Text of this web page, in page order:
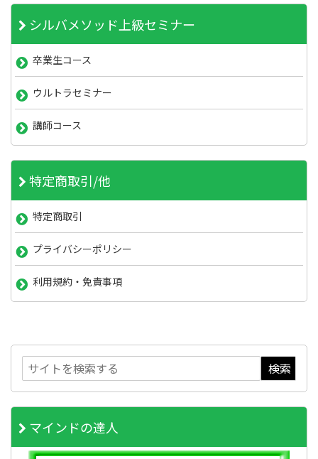
シルバメソッド上級セミナー
卒業生コース
ウルトラセミナー
講師コース
特定商取引/他
特定商取引
プライバシーポリシー
利用規約・免責事項
マインドの達人